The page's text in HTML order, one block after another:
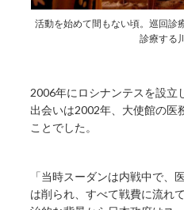
活動を始めて間もない頃。巡回診
診療する
2006年にロシナンテスを設立
出会いは2002年、大使館の医
ことでした。
「当時スーダンは内戦中で、
は削られ、すべて戦費に流れ